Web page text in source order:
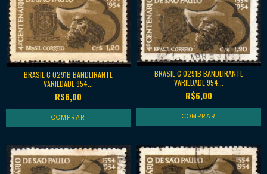
BRASIL C 0291B BANDEIRANTE
VARIEDADE 954...
R$6,00
BRASIL C 0291B BANDEIRANTE
VARIEDADE 954...
R$6,00